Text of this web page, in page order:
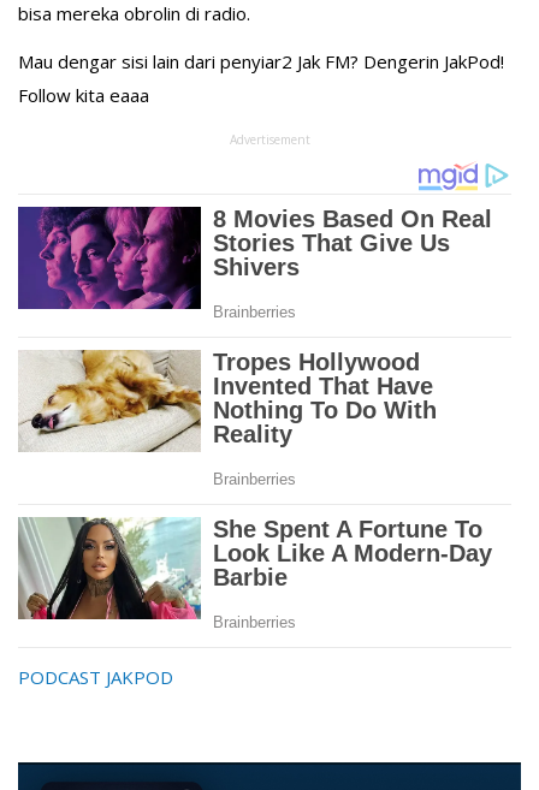
bisa mereka obrolin di radio.
Mau dengar sisi lain dari penyiar2 Jak FM? Dengerin JakPod!
Follow kita eaaa
Advertisement
PODCAST JAKPOD